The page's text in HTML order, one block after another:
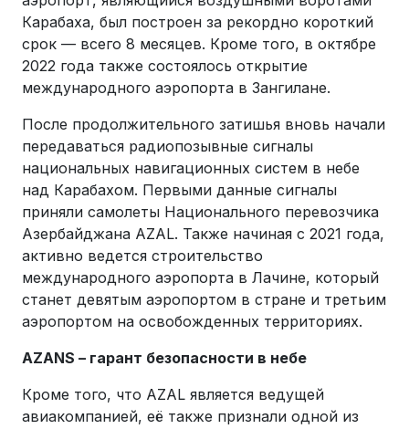
Карабаха, был построен за рекордно короткий
срок — всего 8 месяцев. Кроме того, в октябре
2022 года также состоялось открытие
международного аэропорта в Зангилане.
После продолжительного затишья вновь начали
передаваться радиопозывные сигналы
национальных навигационных систем в небе
над Карабахом. Первыми данные сигналы
приняли самолеты Национального перевозчика
Азербайджана AZAL. Также начиная с 2021 года,
активно ведется строительство
международного аэропорта в Лачине, который
станет девятым аэропортом в стране и третьим
аэропортом на освобожденных территориях.
AZANS – гарант безопасности в небе
Кроме того, что AZAL является ведущей
авиакомпанией, её также признали одной из